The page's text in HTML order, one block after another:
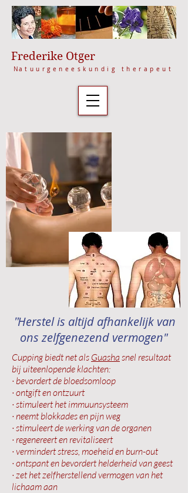
Frederike Otger
Natuurgeneeskundig therapeut
"Herstel is altijd afhankelijk van
ons zelfgenezend vermogen"
Cupping biedt net als Guasha snel resultaat
bij uiteenlopende klachten:
· bevordert de bloedsomloop
· ontgift en ontzuurt
· stimuleert het immuunsysteem
· neemt blokkades en pijn weg
· stimuleert de werking van de organen
· regenereert en revitaliseert
· vermindert stress, moeheid en burn-out
· ontspant en bevordert helderheid van geest
· zet het zelfherstellend vermogen van het
lichaam aan